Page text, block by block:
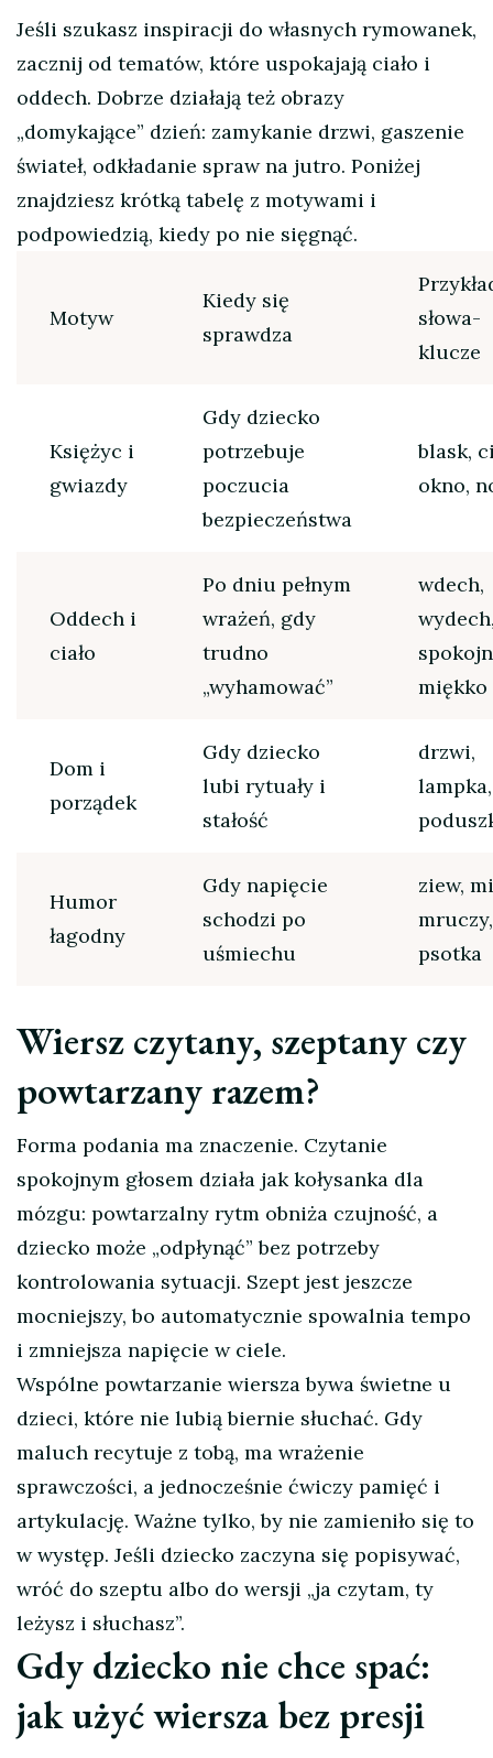
Jeśli szukasz inspiracji do własnych rymowanek,
zacznij od tematów, które uspokajają ciało i
oddech. Dobrze działają też obrazy
„domykające” dzień: zamykanie drzwi, gaszenie
świateł, odkładanie spraw na jutro. Poniżej
znajdziesz krótką tabelę z motywami i
podpowiedzią, kiedy po nie sięgnąć.
Motyw
Kiedy się
sprawdza
słowa-
klucze
Księżyc i
gwiazdy
Gdy dziecko
potrzebuje
poczucia
bezpieczeństwa
blask,
okno,
Oddech i
ciało
Po dniu pełnym
wrażeń, gdy
trudno
„wyhamować”
wdech,
miękko
Dom i
porządek
Gdy dziecko
lubi rytuały i
stałość
drzwi,
Humor
łagodny
Gdy napięcie
schodzi po
uśmiechu
ziew,
mruczy,
psotka
Wiersz czytany, szeptany czy
powtarzany razem?
Forma podania ma znaczenie. Czytanie
spokojnym głosem działa jak kołysanka dla
mózgu: powtarzalny rytm obniża czujność, a
dziecko może „odpłynąć” bez potrzeby
kontrolowania sytuacji. Szept jest jeszcze
mocniejszy, bo automatycznie spowalnia tempo
i zmniejsza napięcie w ciele.
Wspólne powtarzanie wiersza bywa świetne u
dzieci, które nie lubią biernie słuchać. Gdy
maluch recytuje z tobą, ma wrażenie
sprawczości, a jednocześnie ćwiczy pamięć i
artykulację. Ważne tylko, by nie zamieniło się to
w występ. Jeśli dziecko zaczyna się popisywać,
wróć do szeptu albo do wersji „ja czytam, ty
leżysz i słuchasz”.
Gdy dziecko nie chce spać:
jak użyć wiersza bez presji